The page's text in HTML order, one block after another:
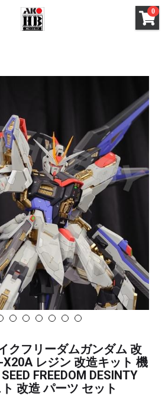
0
1/100)
HG/SD)
デ など 改造パーツ
など 塗装済パーツ
ポンジ
ー
クフリーダムガンダム 改
レジン 改造キット 機
FREEDOM DESINTY
改造 パーツ セット
×
トアカテゴリー
ー
キット
造キット
ガール / メガミデバイス 改造
ガール / メガミデバイス 塗装
ポンジ